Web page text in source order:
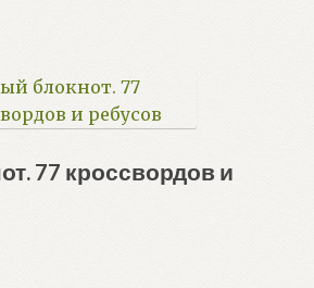
77 кроссвордов и